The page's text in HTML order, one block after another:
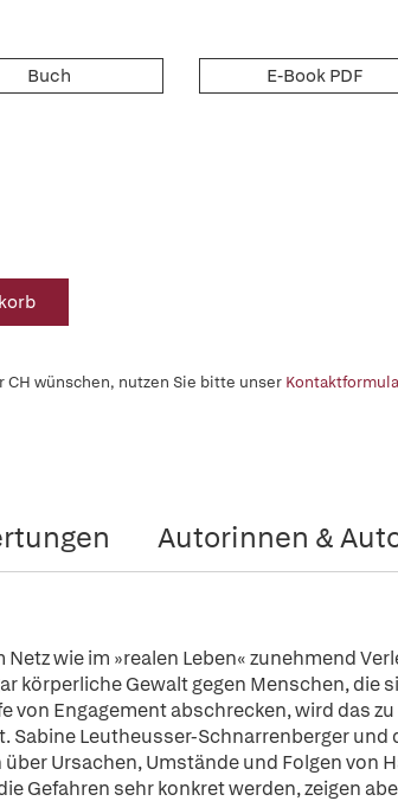
Buch E-Book PDF
CH wünschen, nutzen Sie bitte unser
Autorinnen &
wie im »realen Leben« zunehmend
körperliche Gewalt gegen Menschen, die
von Engagement abschrecken, wird das
Sabine Leutheusser-Schnarrenberger
Ursachen, Umstände und Folgen von
Gefahren sehr konkret werden, zeigen